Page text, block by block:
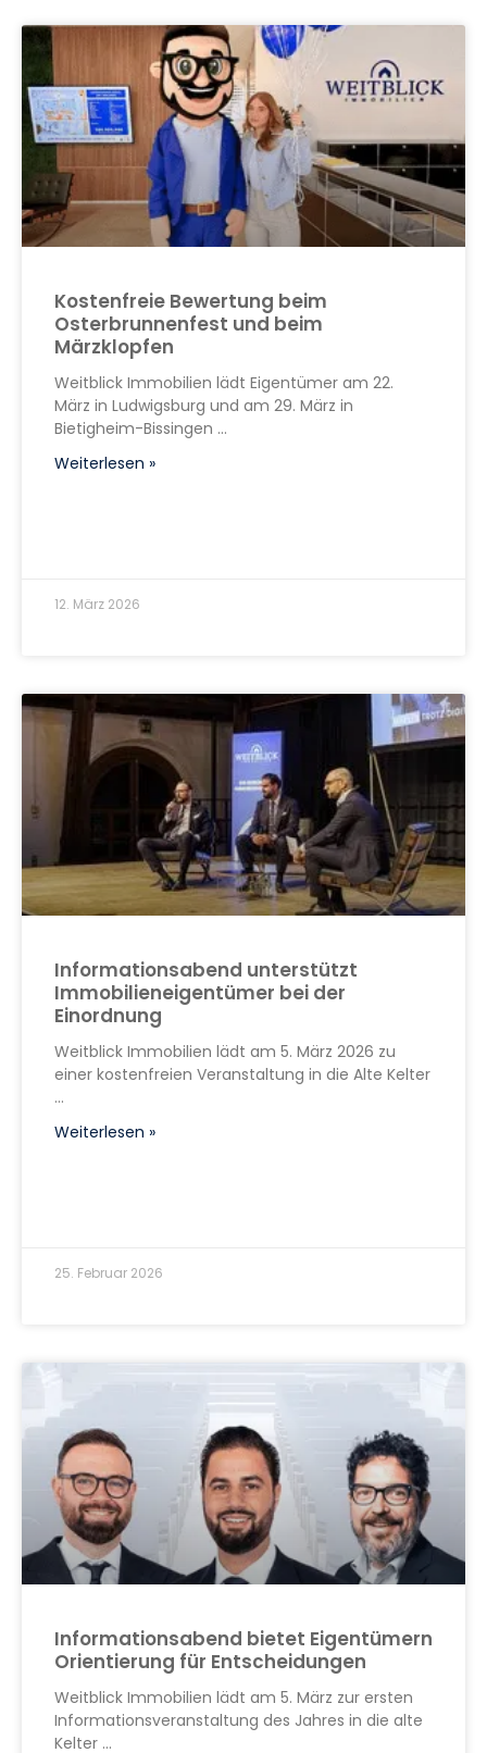
Kostenfreie Bewertung beim
Osterbrunnenfest und beim
Märzklopfen
Weitblick Immobilien lädt Eigentümer am 22.
März in Ludwigsburg und am 29. März in
Bietigheim-Bissingen
Weiterlesen »
12. März 2026
Informationsabend unterstützt
Immobilieneigentümer bei der
Einordnung
Weitblick Immobilien lädt am 5. März 2026 zu
einer kostenfreien Veranstaltung in die Alte Kelter
Weiterlesen »
25. Februar 2026
Informationsabend bietet Eigentümern
Orientierung für Entscheidungen
Weitblick Immobilien lädt am 5. März zur ersten
Informationsveranstaltung des Jahres in die alte
Kelter